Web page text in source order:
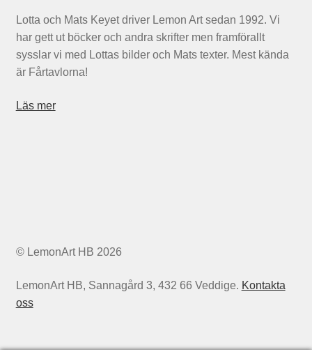
Lotta och Mats Keyet driver Lemon Art sedan 1992. Vi
har gett ut böcker och andra skrifter men framförallt
sysslar vi med Lottas bilder och Mats texter. Mest kända
är Fårtavlorna!
Läs mer
© LemonArt HB 2026
LemonArt HB, Sannagård 3, 432 66 Veddige. Kontakta
oss